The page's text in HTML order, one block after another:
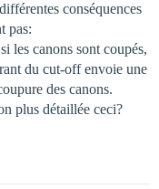
conséquences
pas:
les canons sont coupés,
du cut-off envoie une
des canons.
plus détaillée ceci?